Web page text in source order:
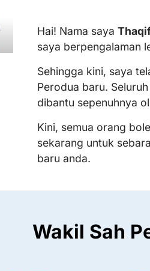
Hai! Nama saya
saya berpengalaman
Sehingga kini, saya
Perodua baru.
dibantu sepenuhnya
Kini, semua orang
sekarang untuk
baru anda.
Wakil Sah